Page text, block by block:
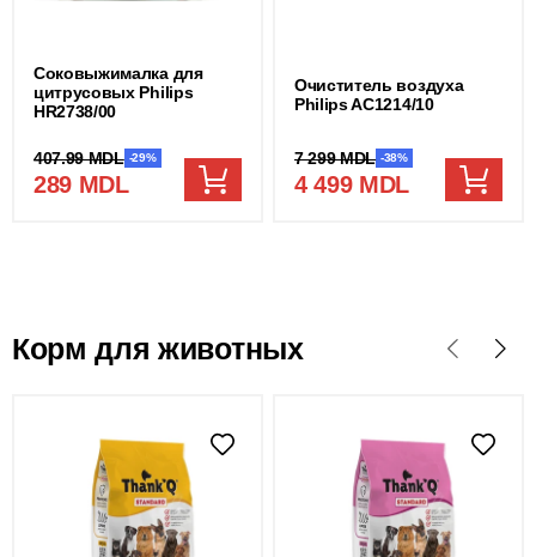
Соковыжималка для
цитрусовых Philips
HR2738/00
289 MDL
407.99 MDL -29%
Очиститель воздуха
Philips AC1214/10
4 499 MDL
7 299 MDL -38%
Корм для животных